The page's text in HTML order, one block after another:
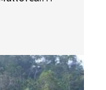
turistům.
dříve